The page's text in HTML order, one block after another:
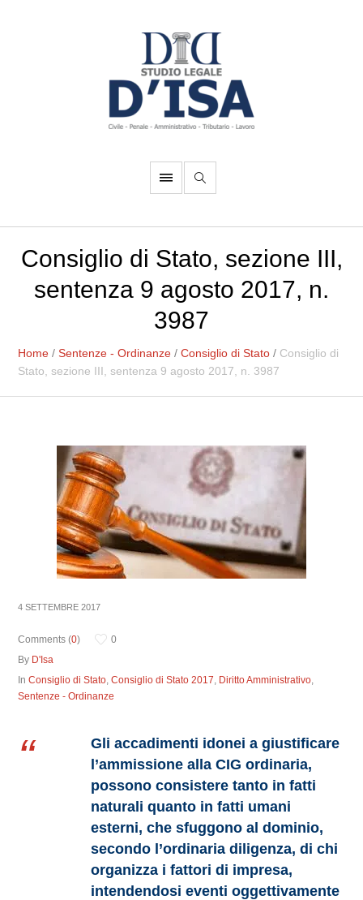
Consiglio di Stato, sezione III,
sentenza 9 agosto 2017, n.
3987
Home /Sentenze - Ordinanze /Consiglio di Stato / Consiglio di
Stato, sezione III, sentenza 9 agosto 2017, n. 3987
4 SETTEMBRE 2017
Comments (0)
0
By D'Isa
InConsiglio di Stato,Consiglio di Stato 2017, Diritto Amministrativo,
Sentenze - Ordinanze
Gli accadimenti idonei a giustificare
l’ammissione alla CIG ordinaria,
possono consistere tanto in fatti
naturali quanto in fatti umani
esterni, che sfuggono al dominio,
secondo l’ordinaria diligenza, di chi
organizza i fattori di impresa,
intendendosi eventi oggettivamente